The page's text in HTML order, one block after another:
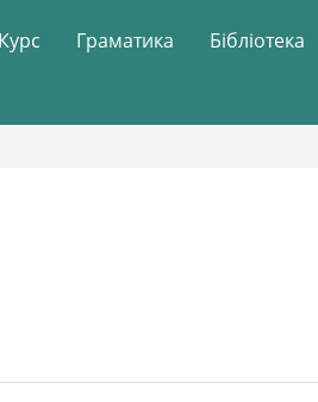
Курс Граматика Бібліотека